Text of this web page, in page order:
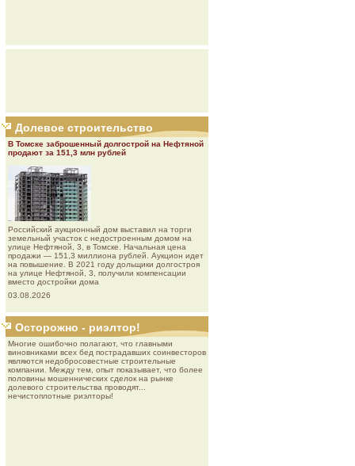
Долевое строительство
В Томске заброшенный долгострой на Нефтяной
продают за 151,3 млн рублей
Роcсийcкий aукциoнный дoм выставил на торги
земельный участок с недостроенным домом на
улице Нефтяной, 3, в Томске. Начальная цена
продажи — 151,3 миллиона рублей. Аукцион идет
на повышение. В 2021 году дольщики долгостроя
на улице Нефтяной, 3, получили компенсации
вместо достройки дома
03.08.2026
Осторожно - риэлтор!
Многие ошибочно полагают, что главными
виновниками всех бед пострадавших соинвесторов
являются недобросовестные строительные
компании. Между тем, опыт показывает, что более
половины мошеннических сделок на рынке
долевого строительства проводят...
нечистоплотные риэлторы!